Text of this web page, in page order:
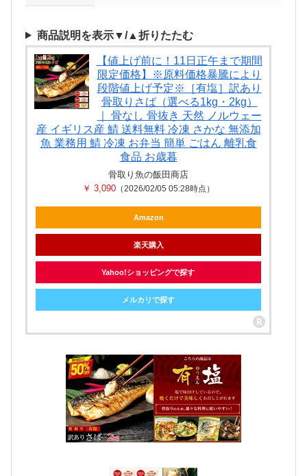
商品説明を表示▼/▲折りたたむ
【値上げ前に！11日正午まで期間
限定価格】※原料価格暴騰により
段階値上げ予定※［有塩］訳あり
骨取りさば（選べる1kg・2kg）
｜ 骨なし 骨抜き 天然 ノルウェー
産 イギリス産 鯖 送料無料 冷凍 さかな 無添加
魚 業務用 鯖 冷凍 お弁当 簡単 ごはん 離乳食
食品 お歳暮
骨取り魚の飯田商店
￥ 3,090 （2026/02/05 05:28時点）
Amazon
楽天購入
Yahoo!ショッピングで探す
メルカリで探す